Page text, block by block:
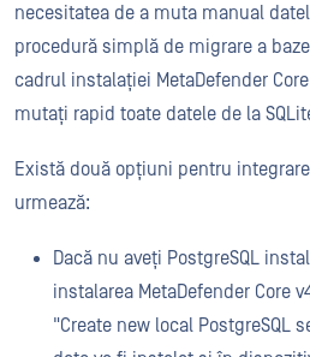
necesitatea de a muta manual
procedură simplă de migrare a
cadrul instalației MetaDefender
mutați rapid toate datele de la
Există două opțiuni pentru
urmează:
Dacă nu aveți PostgreSQL
instalarea MetaDefender Core
"Create new local PostgreSQL